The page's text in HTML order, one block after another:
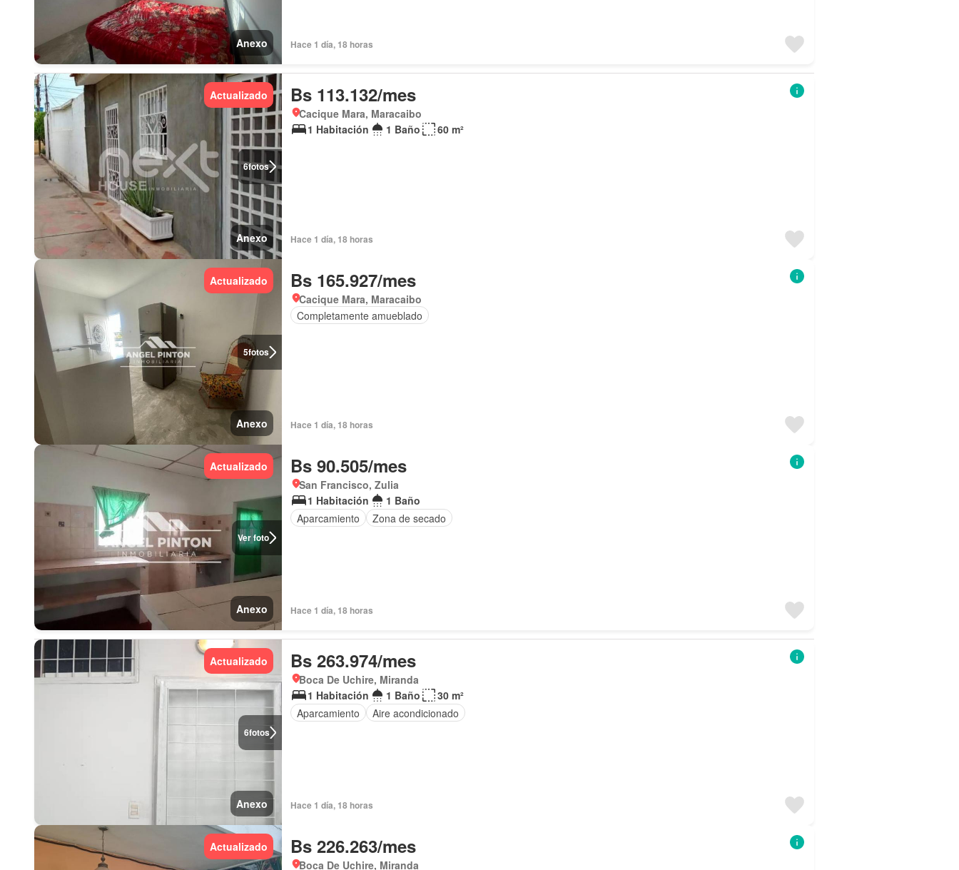
Anexo Hace 1 día, 18 horas
6fotos
Actualizado
Anexo
Bs 113.132/mes
Cacique Mara, Maracaibo
1 Habitación
1 Baño 60 m²
Hace 1 día, 18 horas
5fotos
Actualizado
Anexo
Bs 165.927/mes
Cacique Mara, Maracaibo
Completamente amueblado
Hace 1 día, 18 horas
Ver foto
Actualizado
Anexo
Bs 90.505/mes
San Francisco, Zulia
1 Habitación
1 Baño
Aparcamiento
Zona de secado
Hace 1 día, 18 horas
6fotos
Actualizado
Anexo
Bs 263.974/mes
Boca De Uchire, Miranda
1 Habitación
1 Baño
30 m²
Aparcamiento
Aire acondicionado
Hace 1 día, 18 horas
Actualizado Bs 226.263/mes
Boca De Uchire, Miranda